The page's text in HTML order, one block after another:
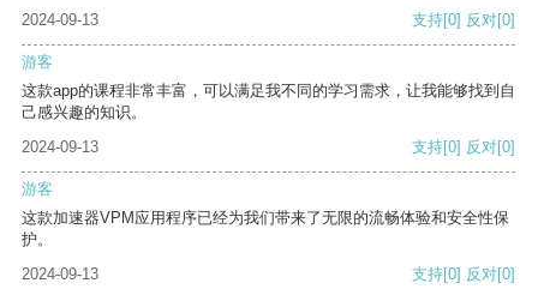
2024-09-13
支持[0] 反对[0]
游客
这款app的课程非常丰富，可以满足我不同的学习需求，让我能够找到自
己感兴趣的知识。
2024-09-13
支持[0] 反对[0]
游客
这款加速器VPM应用程序已经为我们带来了无限的流畅体验和安全性保
护。
2024-09-13
支持[0] 反对[0]